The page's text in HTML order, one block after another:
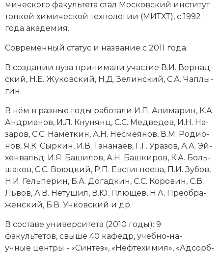
Новая история
Новейшая история
Нумизматика
Образование
Общественные объединения и организации
Политическая история
Революции и народные движения
Религия и церковь
Россия
Северная Америка
Социально-экономическая история
Специальные исторические дисциплины
мического факультета стал Московский институт
тон­кой хи­мической тех­но­ло­гии (МИТХТ), с 1992
года ака­де­мия.
Современный ста­тус и название с 2011 года.
В соз­да­нии вуза при­ни­ма­ли уча­стие В.И. Вер­над­
ский, Н.Е. Жу­ков­ский, Н.Д. Зе­лин­ский, С.А. Ча­п­лы­
гин.
В нём в раз­ные го­ды ра­бо­та­ли И.П. Али­ма­рин, К.А.
Ан­д­риа­нов, И.Л. Кну­нянц, С.С. Мед­ве­дев, И.Н. На­
за­ров, С.С. На­мёт­кин, А.Н. Не­смея­нов, В.М. Ро­дио­
нов, Я.К. Сыр­кин, И.В. Та­на­на­ев, Г.Г. Ура­зов, А.А. Эй­
хен­вальд; И.Я. Ба­ши­лов, А.Н. Баш­ки­ров, К.А. Боль­
ша­ков, С.С. Во­юц­кий, Р.П. Ев­стиг­нее­ва, П.И. Зу­бов,
Н.И. Гель­перин, Б.А. До­гад­кин, С.С. Ко­ро­вин, С.В.
Львов, А.В. Не­ту­шил, В.Ю. Плю­щев, Н.А. Пре­об­ра­
жен­ский, Б.В. Ун­ков­ский и др.
В со­ста­ве университета (2010 годы): 9
факультетов, свыше 40 ка­федр, учеб­но-на­
учные цен­тры - «Син­тез», «Неф­те­хи­мия», «Ад­сорб­